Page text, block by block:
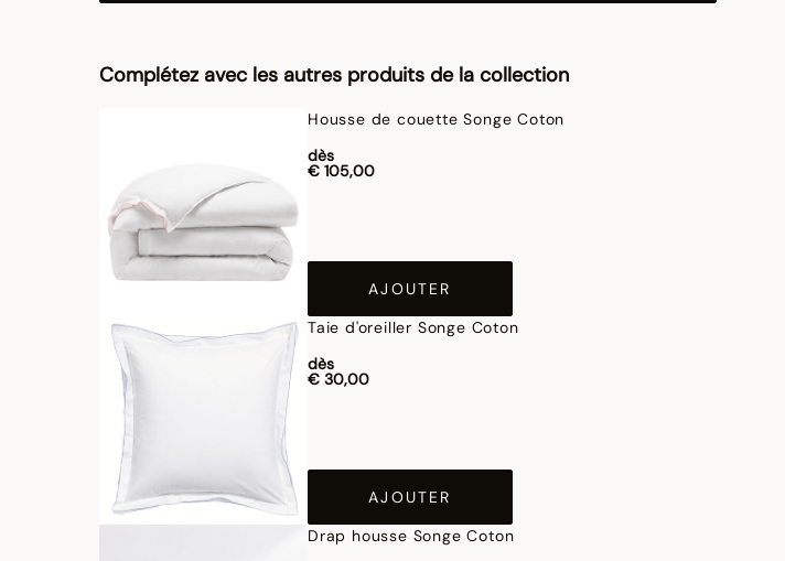
Complétez avec les autres produits de la collection
Housse de couette Songe Coton
dès
€ 105,00
AJOUTER
Taie d'oreiller Songe Coton
dès
€ 30,00
AJOUTER
Drap housse Songe Coton